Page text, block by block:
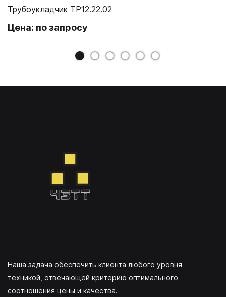
Трубоукладчик ТР12.22.02
Цена: по запросу
Наша задача обеспечить клиента любого уровня
техникой, отвечающей критерию оптимального
соотношения цены и качества.